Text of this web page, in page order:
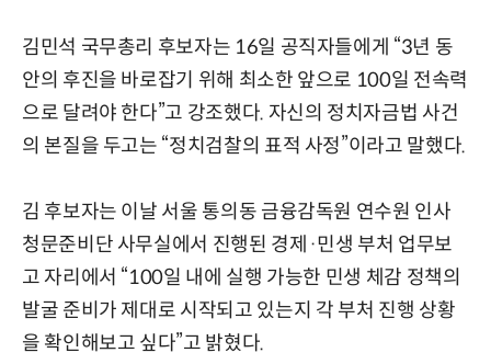
김민석 국무총리 후보자는 16일 공직자들에게 “3년 동
안의 후진을 바로잡기 위해 최소한 앞으로 100일 전속력
으로 달려야 한다”고 강조했다. 자신의 정치자금법 사건
의 본질을 두고는 “정치검찰의 표적 사정”이라고 말했다.
김 후보자는 이날 서울 통의동 금융감독원 연수원 인사
청문준비단 사무실에서 진행된 경제·민생 부처 업무보
고 자리에서 “100일 내에 실행 가능한 민생 체감 정책의
발굴 준비가 제대로 시작되고 있는지 각 부처 진행 상황
을 확인해보고 싶다”고 밝혔다.